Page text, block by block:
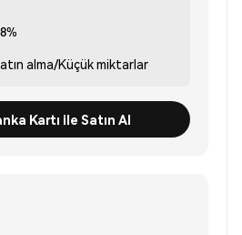
alma/Küçük miktarlar
Kartı ile Satın Al